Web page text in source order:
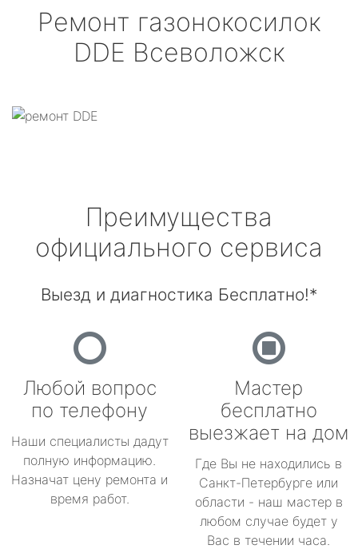
Ремонт газонокосилок
DDE Всеволожск
Преимущества
официального сервиса
Выезд и диагностика Бесплатно!*
Любой вопрос
по телефону
Наши специалисты дадут
полную информацию.
Назначат цену ремонта и
время работ.
Мастер
бесплатно
выезжает на дом
Где Вы не находились в
Санкт-Петербурге или
области - наш мастер в
любом случае будет у
Вас в течении часа.